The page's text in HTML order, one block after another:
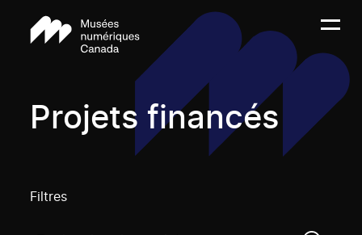
Projets financés
Filtres